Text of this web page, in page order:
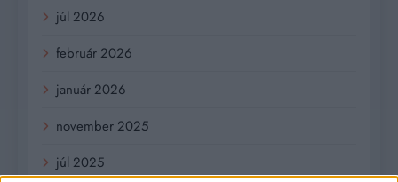
júl 2026
február 2026
január 2026
november 2025
júl 2025